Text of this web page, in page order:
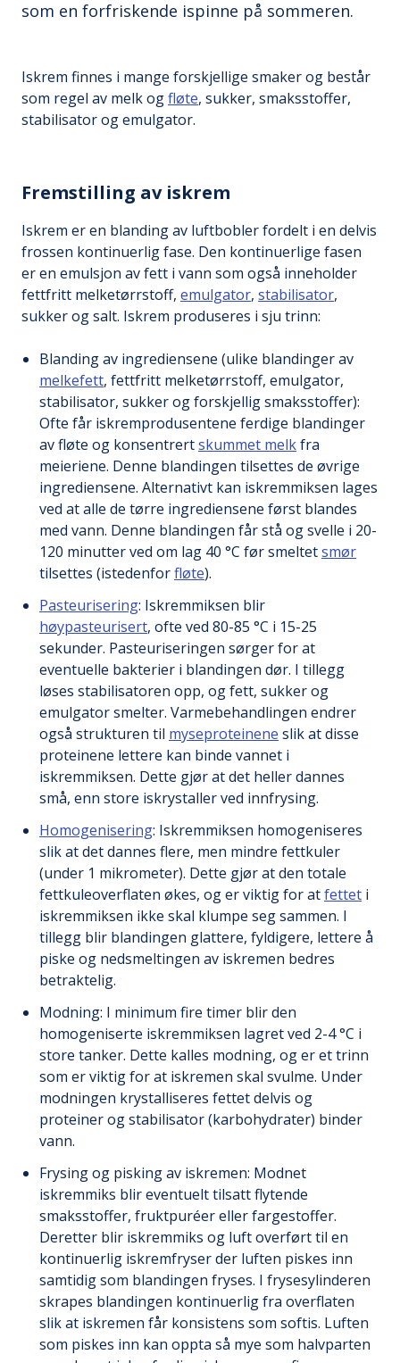
som en forfriskende ispinne på sommeren.
Iskrem finnes i mange forskjellige smaker og består
som regel av melk ogfløte, sukker, smaksstoffer,
stabilisator og emulgator.
Fremstilling av iskrem
Iskrem er en blanding av luftbobler fordelt i en delvis
frossen kontinuerlig fase. Den kontinuerlige fasen
er en emulsjon av fett i vann som også inneholder
fettfritt melketørrstoff, emulgator, stabilisator,
sukker og salt. Iskrem produseres i sju trinn:
Blanding av ingrediensene (ulike blandinger av
melkefett, fettfritt melketørrstoff, emulgator,
stabilisator, sukker og forskjellig smaksstoffer):
Ofte får iskremprodusentene ferdige blandinger
av fløte og konsentrertskummet melkfra
meieriene. Denne blandingen tilsettes de øvrige
ingrediensene. Alternativt kan iskremmiksen lages
ved at alle de tørre ingrediensene først blandes
med vann. Denne blandingen får stå og svelle i 20-
120 minutter ved om lag 40 °C før smeltetsmør
tilsettes (istedenforfløte).
Pasteurisering: Iskremmiksen blir
høypasteurisert, ofte ved 80-85 °C i 15-25
sekunder. Pasteuriseringen sørger for at
eventuelle bakterier i blandingen dør. I tillegg
løses stabilisatoren opp, og fett, sukker og
emulgator smelter. Varmebehandlingen endrer
også strukturen til myseproteinene slik at disse
proteinene lettere kan binde vannet i
iskremmiksen. Dette gjør at det heller dannes
små, enn store iskrystaller ved innfrysing.
Homogenisering: Iskremmiksen homogeniseres
slik at det dannes flere, men mindre fettkuler
(under 1 mikrometer). Dette gjør at den totale
fettkuleoverflaten økes, og er viktig for atfettet i
iskremmiksen ikke skal klumpe seg sammen. I
tillegg blir blandingen glattere, fyldigere, lettere å
piske og nedsmeltingen av iskremen bedres
betraktelig.
Modning: I minimum fire timer blir den
homogeniserte iskremmiksen lagret ved 2-4 °C i
store tanker. Dette kalles modning, og er et trinn
som er viktig for at iskremen skal svulme. Under
modningen krystalliseres fettet delvis og
proteiner og stabilisator (karbohydrater) binder
vann.
Frysing og pisking av iskremen: Modnet
iskremmiks blir eventuelt tilsatt flytende
smaksstoffer, fruktpuréer eller fargestoffer.
Deretter blir iskremmiks og luft overført til en
kontinuerlig iskremfryser der luften piskes inn
samtidig som blandingen fryses. I frysesylinderen
skrapes blandingen kontinuerlig fra overflaten
slik at iskremen får konsistens som softis. Luften
som piskes inn kan oppta så mye som halvparten